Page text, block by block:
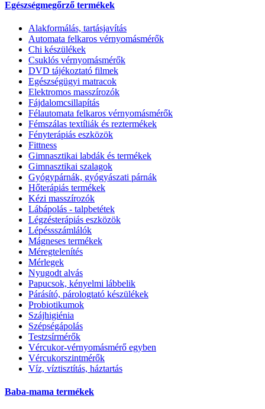
Egészségmegőrző termékek
Alakformálás, tartásjavítás
Automata felkaros vérnyomásmérők
Chi készülékek
Csuklós vérnyomásmérők
DVD tájékoztató filmek
Egészségügyi matracok
Elektromos masszírozók
Fájdalomcsillapítás
Félautomata felkaros vérnyomásmérők
Fémszálas textíliák és reztermékek
Fényterápiás eszközök
Fittness
Gimnasztikai labdák és termékek
Gimnasztikai szalagok
Gyógypárnák, gyógyászati párnák
Hőterápiás termékek
Kézi masszírozók
Lábápolás - talpbetétek
Légzésterápiás eszközök
Lépéssszámlálók
Mágneses termékek
Méregtelenítés
Mérlegek
Nyugodt alvás
Papucsok, kényelmi lábbelik
Párásító, párologtató készülékek
Probiotikumok
Szájhigiénia
Szépségápolás
Testzsírmérők
Vércukor-vérnyomásmérő egyben
Vércukorszintmérők
Víz, víztisztítás, háztartás
Baba-mama termékek